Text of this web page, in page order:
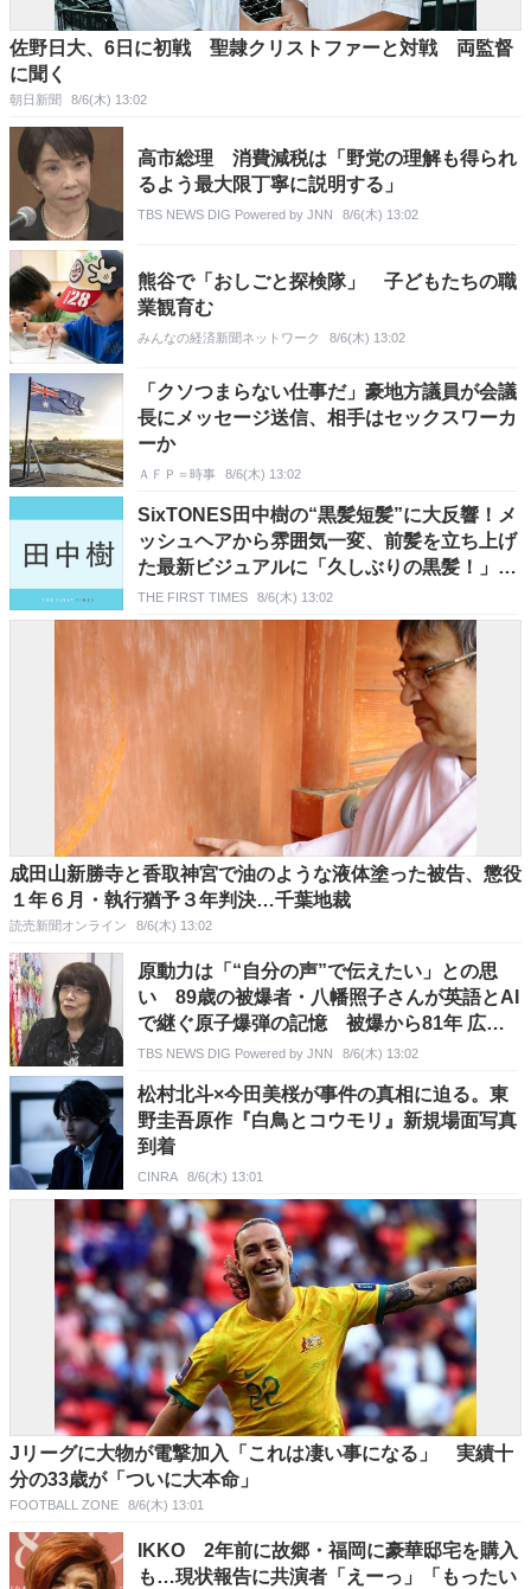
佐野日大、6日に初戦 聖隷クリストファーと対戦 両監督
に聞く
朝日新聞 8/6(木) 13:02
高市総理 消費減税は「野党の理解も得られ
るよう最大限丁寧に説明する」
TBS NEWS DIG Powered by JNN 8/6(木) 13:02
熊谷で「おしごと探検隊」 子どもたちの職
業観育む
みんなの経済新聞ネットワーク 8/6(木) 13:02
「クソつまらない仕事だ」豪地方議員が会議
長にメッセージ送信、相手はセックスワーカ
ーか
ＡＦＰ＝時事 8/6(木) 13:02
SixTONES田中樹の“黒髪短髪”に大反響！メ
ッシュヘアから雰囲気一変、前髪を立ち上げ
た最新ビジュアルに「久しぶりの黒髪！」
「破壊力やばい」「どタイプ」「ドラマ仕様
かな」
THE FIRST TIMES 8/6(木) 13:02
成田山新勝寺と香取神宮で油のような液体塗った被告、懲役
１年６月・執行猶予３年判決…千葉地裁
読売新聞オンライン 8/6(木) 13:02
原動力は「“自分の声”で伝えたい」との思
い 89歳の被爆者・八幡照子さんが英語とAI
で継ぐ原子爆弾の記憶 被爆から81年 広島
「原爆の日」
TBS NEWS DIG Powered by JNN 8/6(木) 13:02
松村北斗×今田美桜が事件の真相に迫る。東
野圭吾原作『白鳥とコウモリ』新規場面写真
到着
CINRA 8/6(木) 13:01
Jリーグに大物が電撃加入「これは凄い事になる」 実績十
分の33歳が「ついに大本命」
FOOTBALL ZONE 8/6(木) 13:01
IKKO 2年前に故郷・福岡に豪華邸宅を購入
も…現状報告に共演者「えーっ」「もったい